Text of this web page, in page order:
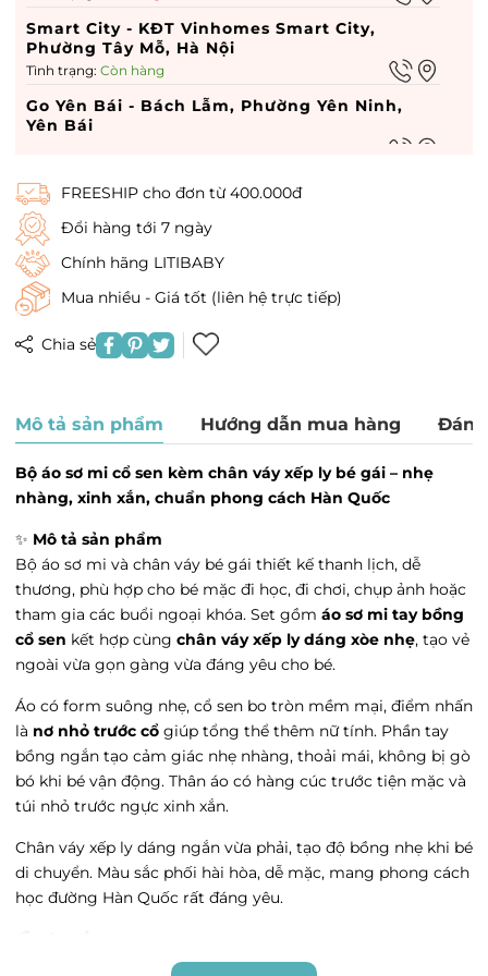
Smart City - KĐT Vinhomes Smart City,
Phường Tây Mỗ, Hà Nội
Tình trạng: Còn hàng
Go Yên Bái - Bách Lẫm, Phường Yên Ninh,
Yên Bái
Go hà nam - 449 Điện Biên Phủ, Phường Lam
Hạ, Hà Nam
Tình trạng:Còn hàng
Vin Dĩ An - Vin Dĩ An, Phường Quang Trung,
Hà Nội
Tình trạng:Còn hàng
Times City - 458 P. Minh Khai, Phường Vĩnh
Tuy, Hà Nội
Royal City - 72A Đường Nguyễn Trãi, Phường
Thượng Đình, Hà Nội
Vincom 3 tháng 2 - Vincom 3 tháng 2,
Tình trạng:Hết hàng
satra - satra, Phường Văn Miếu, Hà Nội
Tình trạng:Hết hàng
Vin Hải Phòng Imperia - Vin Hải Phòng
Imperia, Phường Thượng Lý, Hải Phòng
Tình trạng:Hết hàng
Vin Thanh Hóa - 27 Đ. Trần Phú, Phường Điện
Biên, Thanh Hóa
Tình trạng: Còn hàng
Go Hưng yên - 204 Tô Hiệu, Phường Lê Lợi,
Hưng Yên
Vin Trần Duy Hưng - 19 Đường Trần Duy
Hưng, Phường Trung Hòa, Hà Nội
Tình trạng: Còn hàng
Xã Nghĩa Trụ, Hưng Yên
FREESHIP cho đơn từ 400.000đ
Đổi hàng tới 7 ngày
Chính hãng LITIBABY
Mua nhiều - Giá tốt (liên hệ trực tiếp)
Chia sẻ
Mô tả sản phẩm Hướng dẫn mua hàng
Bộ áo sơ mi cổ sen kèm chân váy xếp ly bé gái – nhẹ
nhàng, xinh xắn, chuẩn phong cách Hàn Quốc
✨ Mô tả sản phẩm
Bộ áo sơ mi và chân váy bé gái thiết kế thanh lịch, dễ
thương, phù hợp cho bé mặc đi học, đi chơi, chụp ảnh hoặc
tham gia các buổi ngoại khóa. Set gồm áo sơ mi tay bồng
cổ sen kết hợp cùng chân váy xếp ly dáng xòe nhẹ, tạo vẻ
ngoài vừa gọn gàng vừa đáng yêu cho bé.
Áo có form suông nhẹ, cổ sen bo tròn mềm mại, điểm nhấn
là nơ nhỏ trước cổ giúp tổng thể thêm nữ tính. Phần tay
bồng ngắn tạo cảm giác nhẹ nhàng, thoải mái, không bị gò
bó khi bé vận động. Thân áo có hàng cúc trước tiện mặc và
túi nhỏ trước ngực xinh xắn.
Chân váy xếp ly dáng ngắn vừa phải, tạo độ bồng nhẹ khi bé
di chuyển. Màu sắc phối hài hòa, dễ mặc, mang phong cách
học đường Hàn Quốc rất đáng yêu.